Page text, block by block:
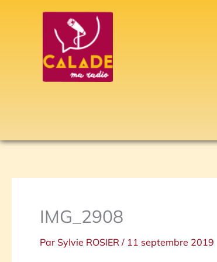
IMG_2908
Par Sylvie ROSIER / 11 septembre 2019